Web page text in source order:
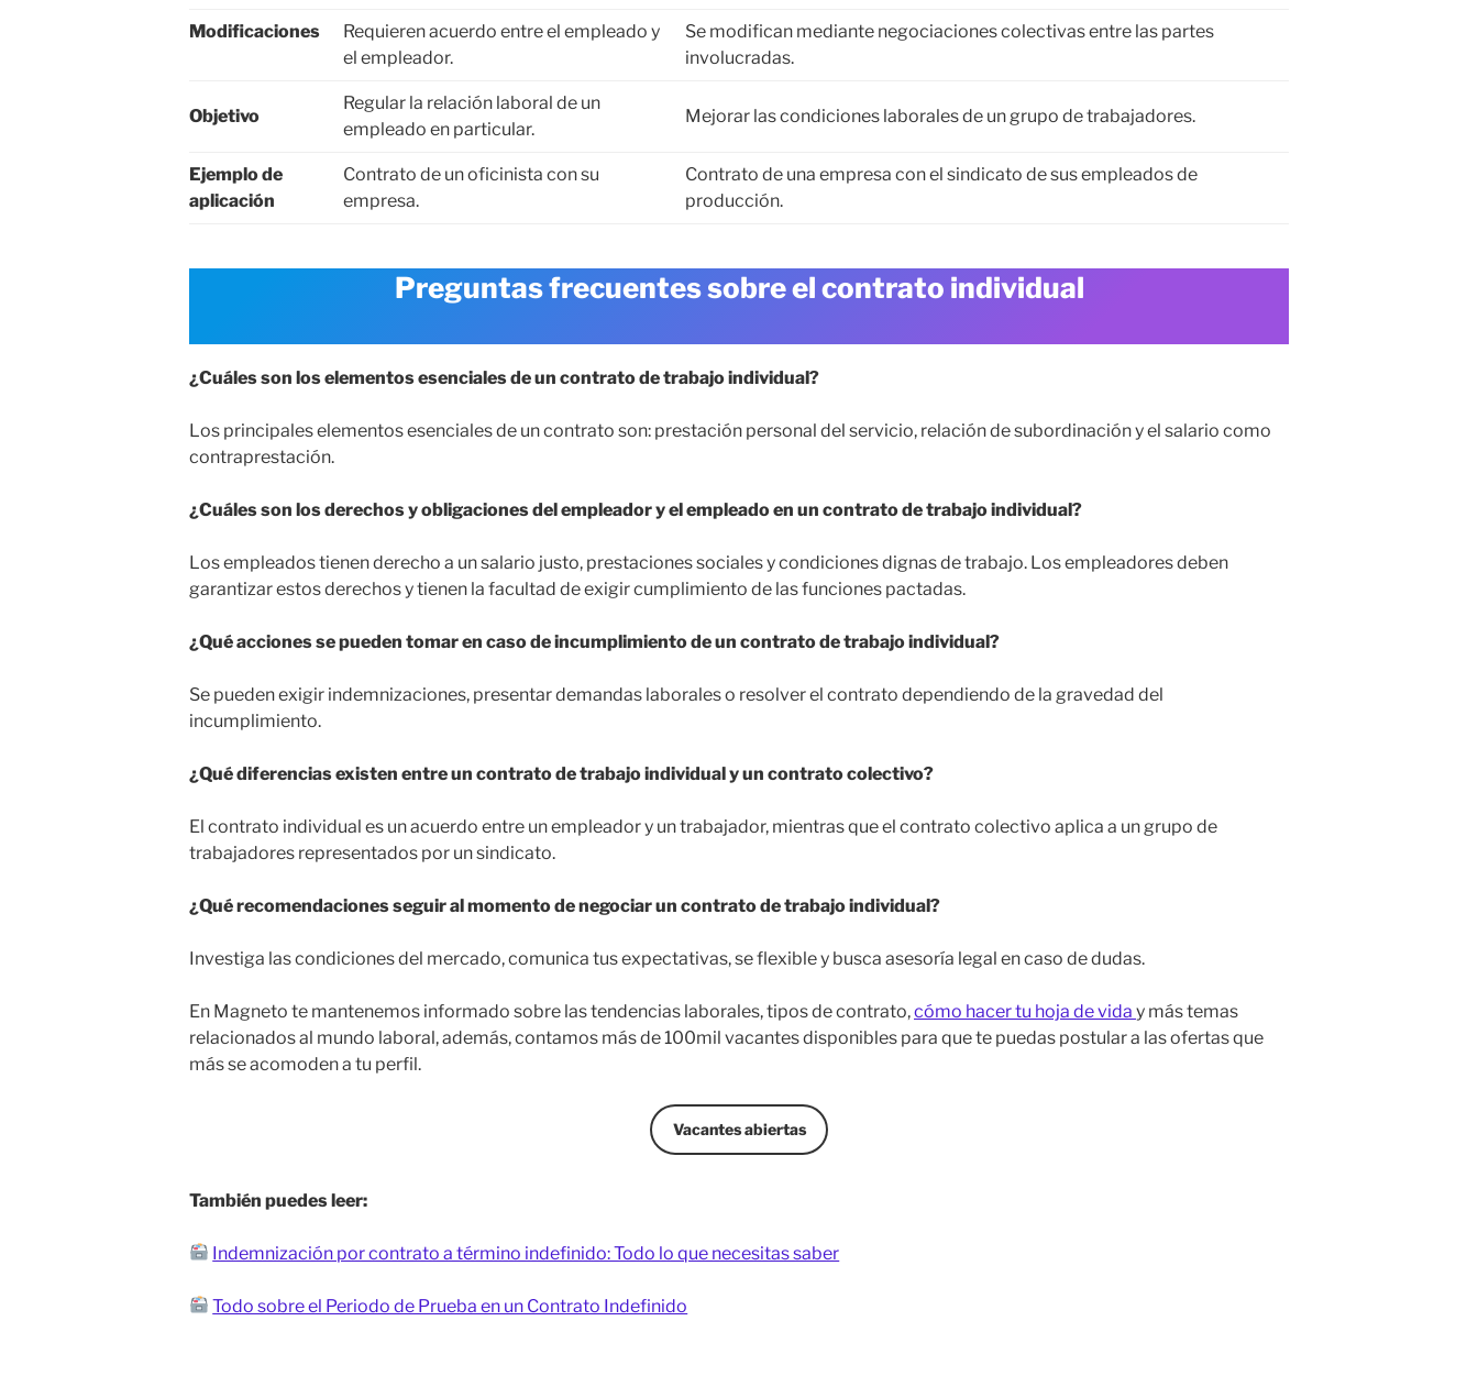
Modificaciones
Requieren acuerdo entre el empleado y
el empleador.
Se modifican mediante negociaciones colectivas entre las partes
involucradas.
Objetivo
Regular la relación laboral de un
empleado en particular.
Mejorar las condiciones laborales de un grupo de trabajadores.
Ejemplo de
aplicación
Contrato de un oficinista con su
empresa.
Contrato de una empresa con el sindicato de sus empleados de
producción.
Preguntas frecuentes sobre el contrato individual
¿Cuáles son los elementos esenciales de un contrato de trabajo individual?
Los principales elementos esenciales de un contrato son: prestación personal del servicio, relación de subordinación y el salario como
contraprestación.
¿Cuáles son los derechos y obligaciones del empleador y el empleado en un contrato de trabajo individual?
Los empleados tienen derecho a un salario justo, prestaciones sociales y condiciones dignas de trabajo. Los empleadores deben
garantizar estos derechos y tienen la facultad de exigir cumplimiento de las funciones pactadas.
¿Qué acciones se pueden tomar en caso de incumplimiento de un contrato de trabajo individual?
Se pueden exigir indemnizaciones, presentar demandas laborales o resolver el contrato dependiendo de la gravedad del
incumplimiento.
¿Qué diferencias existen entre un contrato de trabajo individual y un contrato colectivo?
El contrato individual es un acuerdo entre un empleador y un trabajador, mientras que el contrato colectivo aplica a un grupo de
trabajadores representados por un sindicato.
¿Qué recomendaciones seguir al momento de negociar un contrato de trabajo individual?
Investiga las condiciones del mercado, comunica tus expectativas, se flexible y busca asesoría legal en caso de dudas.
En Magneto te mantenemos informado sobre las tendencias laborales, tipos de contrato,cómo hacer tu hoja de vida y más temas
relacionados al mundo laboral, además, contamos más de 100mil vacantes disponibles para que te puedas postular a las ofertas que
más se acomoden a tu perfil.
Vacantes abiertas
También puedes leer:
Indemnización por contrato a término indefinido: Todo lo que necesitas saber
Todo sobre el Periodo de Prueba en un Contrato Indefinido